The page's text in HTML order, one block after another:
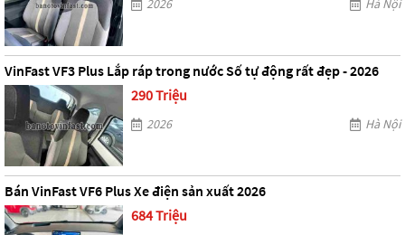
2026 Hà Nội
VinFast VF3 Plus Lắp ráp trong nước Số tự động rất đẹp - 2026
290 Triệu
2026 Hà Nội
Bán VinFast VF6 Plus Xe điện sản xuất 2026
684 Triệu